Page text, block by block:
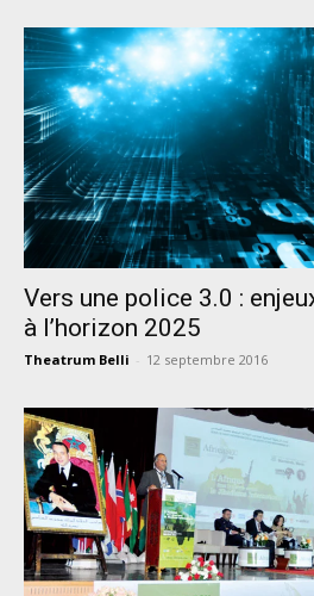
Vers une police 3.0 :
à l’horizon 2025
Theatrum Belli - 12 septembre 2016